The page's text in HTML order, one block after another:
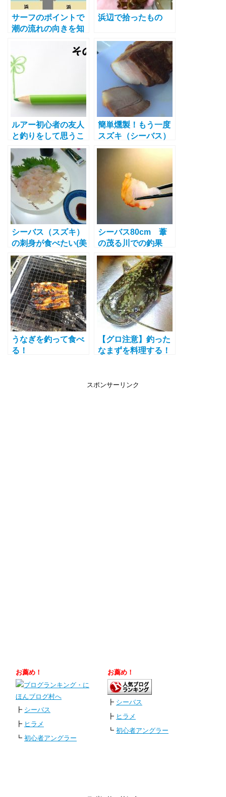
サーフのポイントで
潮の流れの向きを知
浜辺で拾ったもの
ルアー初心者の友人
と釣りをして思うこ
と 初心者にありが
ちなこと その２
「ラインブレイク」
簡単燻製！もう一度
スズキ（シーバス）
を燻製してみた！
シーバス（スズキ）
の刺身が食べたい(美
味しい酒が飲みたい)
シーバス80cm 葦
の茂る川での釣果
（刺身でとっても美
味しくいただきまし
た）
うなぎを釣って食べ
る！
【グロ注意】釣った
なまずを料理する！
大魔王がいました
スポンサーリンク
お薦め！
┣ シーバス
┣ ヒラメ
┗ 初心者アングラー
お薦め！
┣ シーバス
┣ ヒラメ
┗ 初心者アングラー